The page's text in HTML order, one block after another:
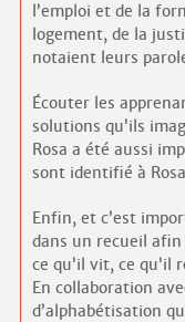
l’emploi et de la
logement, de la
notaient leurs
Écouter les
solutions qu’ils
Rosa a été aussi
sont identifié à
Enfin, et c’est
dans un recueil
ce qu’il vit, ce qu’il
En collaboration
d’alphabétisation